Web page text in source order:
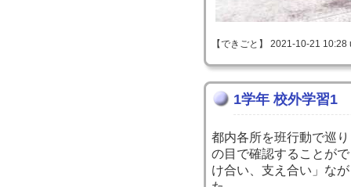
【できごと】 2021-10-21
1学年 校外学習1
都内各所を班行動で巡
の目で確認することが
け合い、支え合い」な